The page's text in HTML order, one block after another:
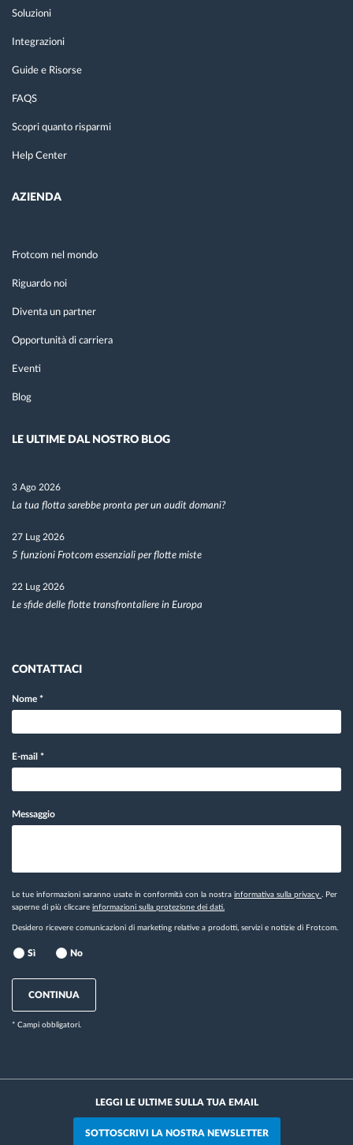
Soluzioni
Integrazioni
Guide e Risorse
FAQS
Scopri quanto risparmi
Help Center
AZIENDA
Frotcom nel mondo
Riguardo noi
Diventa un partner
Opportunità di carriera
Eventi
Blog
LE ULTIME DAL NOSTRO BLOG
3 Ago 2026
La tua flotta sarebbe pronta per un audit domani?
27 Lug 2026
5 funzioni Frotcom essenziali per flotte miste
22 Lug 2026
Le sfide delle flotte transfrontaliere in Europa
CONTATTACI
Nome *
E-mail *
Messaggio
Le tue informazioni saranno usate in conformità con la nostra informativa sulla privacy . Per
saperne di più cliccare informazioni sulla protezione dei dati.
Desidero ricevere comunicazioni di marketing relative a prodotti, servizi e notizie di Frotcom.
Sì No
CONTINUA
* Campi obbligatori.
LEGGI LE ULTIME SULLA TUA EMAIL
SOTTOSCRIVI LA NOSTRA NEWSLETTER